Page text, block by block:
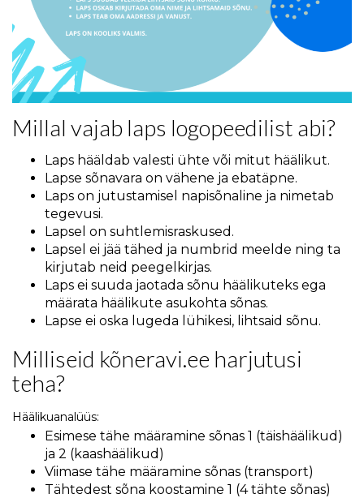
Millal vajab laps logopeedilist abi?
Laps hääldab valesti ühte või mitut häälikut.
Lapse sõnavara on vähene ja ebatäpne.
Laps on jutustamisel napisõnaline ja nimetab
tegevusi.
Lapsel on suhtlemisraskused.
Lapsel ei jää tähed ja numbrid meelde ning ta
kirjutab neid peegelkirjas.
Laps ei suuda jaotada sõnu häälikuteks ega
määrata häälikute asukohta sõnas.
Lapse ei oska lugeda lühikesi, lihtsaid sõnu.
Milliseid kõneravi.ee harjutusi
teha?
Häälikuanalüüs:
Esimese tähe määramine sõnas 1 (täishäälikud)
ja 2 (kaashäälikud)
Viimase tähe määramine sõnas (transport)
Tähtedest sõna koostamine 1 (4 tähte sõnas)